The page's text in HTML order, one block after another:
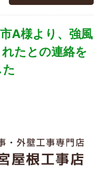
A様より、強風
たとの連絡を